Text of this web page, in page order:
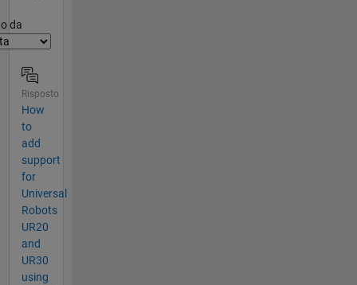
da
Risposto
How
to
add
support
for
Universal
Robots
UR20
and
UR30
using